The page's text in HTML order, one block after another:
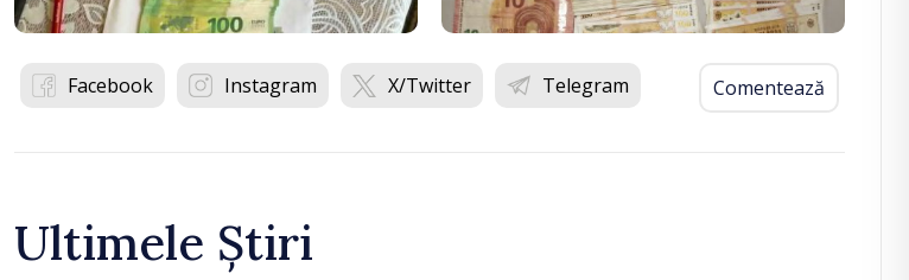
Facebook Instagram X/Twitter Telegram Comentează
Ultimele Știri